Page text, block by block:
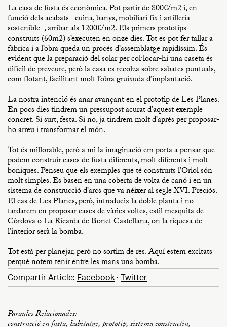
La casa de fusta és econòmica. Pot partir de 800€/m2 i, en
funció dels acabats –cuina, banys, mobiliari fix i artilleria
sostenible–, arribar als 1200€/m2. Els primers prototips
construïts (60m2) s’executen en onze dies. Tot es pot fer tallar a
fàbrica i a l’obra queda un procés d’assemblatge rapidíssim. És
evident que la preparació del solar per col·locar-hi una caseta és
difícil de preveure, però la casa es recolza sobre sabates puntuals,
com flotant, facilitant molt l’obra gruixuda d’implantació.
La nostra intenció és anar avançant en el prototip de Les Planes.
En pocs dies tindrem un pressupost acurat d’aquest exemple
concret. Si surt, festa. Si no, ja tindrem molt d’après per proposar-
ho arreu i transformar el món.
Tot és millorable, però a mi la imaginació em porta a pensar que
podem construir cases de fusta diferents, molt diferents i molt
boniques. Penseu que els exemples que té construïts l’Oriol són
molt simples. Es basen en una coberta de volta de canó i en un
sistema de construcció d’arcs que va néixer al segle XVI. Preciós.
El cas de Les Planes, però, introdueix la doble planta i no
tardarem en proposar cases de vàries voltes, estil mesquita de
Còrdova o La Ricarda de Bonet Castellana, on la riquesa de
l’interior serà la bomba.
Tot està per planejar, però no sortim de res. Aquí estem excitats
perquè notem tenir entre les mans una bomba.
Compartir Article: Facebook · Twitter
Paraules Relacionades: